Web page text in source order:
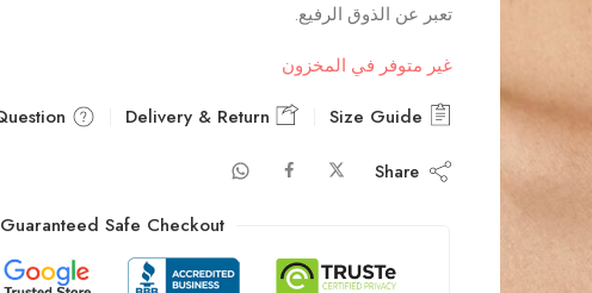
تعبر عن الذوق الرفيع.
غير متوفر في المخزون
Guaranteed Safe Checkout